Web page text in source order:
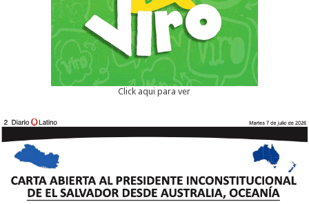
Click aqui para ver